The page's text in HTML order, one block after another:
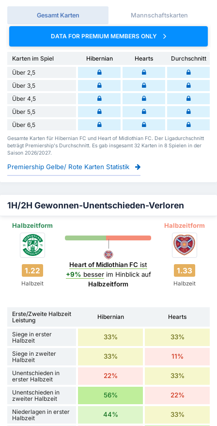
Gesamt Karten Mannschaftskarten
DATA FOR PREMIUM MEMBERS ONLY
Karten im Spiel Hibernian Hearts
Durchschnitt
Über 2,5
Über 3,5
Über 4,5
Über 5,5
Über 6,5
Gesamte Karten für Hibernian FC und Heart of Midlothian FC. Der Ligadurchschnitt
beträgt Premiership's Durchschnitt. Es gab insgesamt 32 Karten in 8 Spielen in der
Saison 2026/2027.
Premiership Gelbe/ Rote Karten Statistik
1H/2H Gewonnen-Unentschieden-Verloren
Halbzeitform Halbzeitform
1.22
Halbzeit
Heart of Midlothian FC ist
+9% besserim Hinblick auf
Halbzeitform
1.33
Halbzeit
Erste/Zweite Halbzeit
Leistung
Hibernian Hearts
Siege in erster
Halbzeit
33% 33%
Siege in zweiter
Halbzeit
33% 11%
Unentschieden in
erster Halbzeit
22% 33%
Unentschieden in
zweiter Halbzeit
56% 22%
Niederlagen in erster
Halbzeit
44% 33%